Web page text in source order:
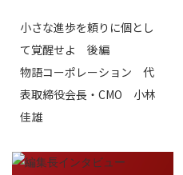
小さな進歩を頼りに個とし
て覚醒せよ 後編
物語コーポレーション 代
表取締役会長・CMO 小林
佳雄